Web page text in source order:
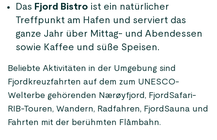
Das Fjord Bistro ist ein natürlicher
Treffpunkt am Hafen und serviert das
ganze Jahr über Mittag- und Abendessen
sowie Kaffee und süße Speisen.
Beliebte Aktivitäten in der Umgebung sind
Fjordkreuzfahrten auf dem zum UNESCO-
Welterbe gehörenden Nærøyfjord, FjordSafari-
RIB-Touren, Wandern, Radfahren, FjordSauna und
Fahrten mit der berühmten Flåmbahn.